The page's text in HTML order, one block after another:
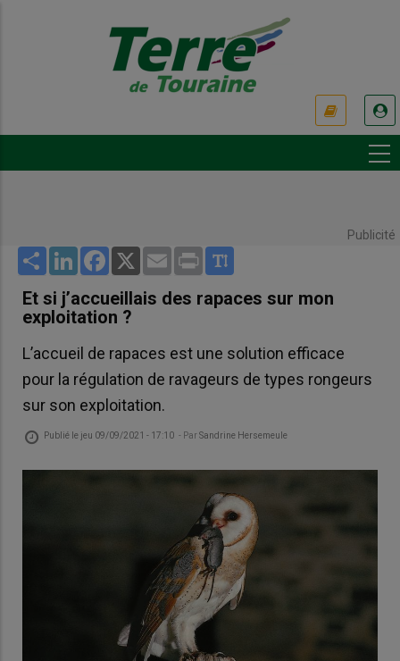
Publicité
Share LinkedInFacebook
X Email Print
Et si j’accueillais des rapaces sur mon
exploitation ?
L’accueil de rapaces est une solution efficace
pour la régulation de ravageurs de types rongeurs
sur son exploitation.
Publié le jeu 09/09/2021 - 17:10 - ParSandrine Hersemeule